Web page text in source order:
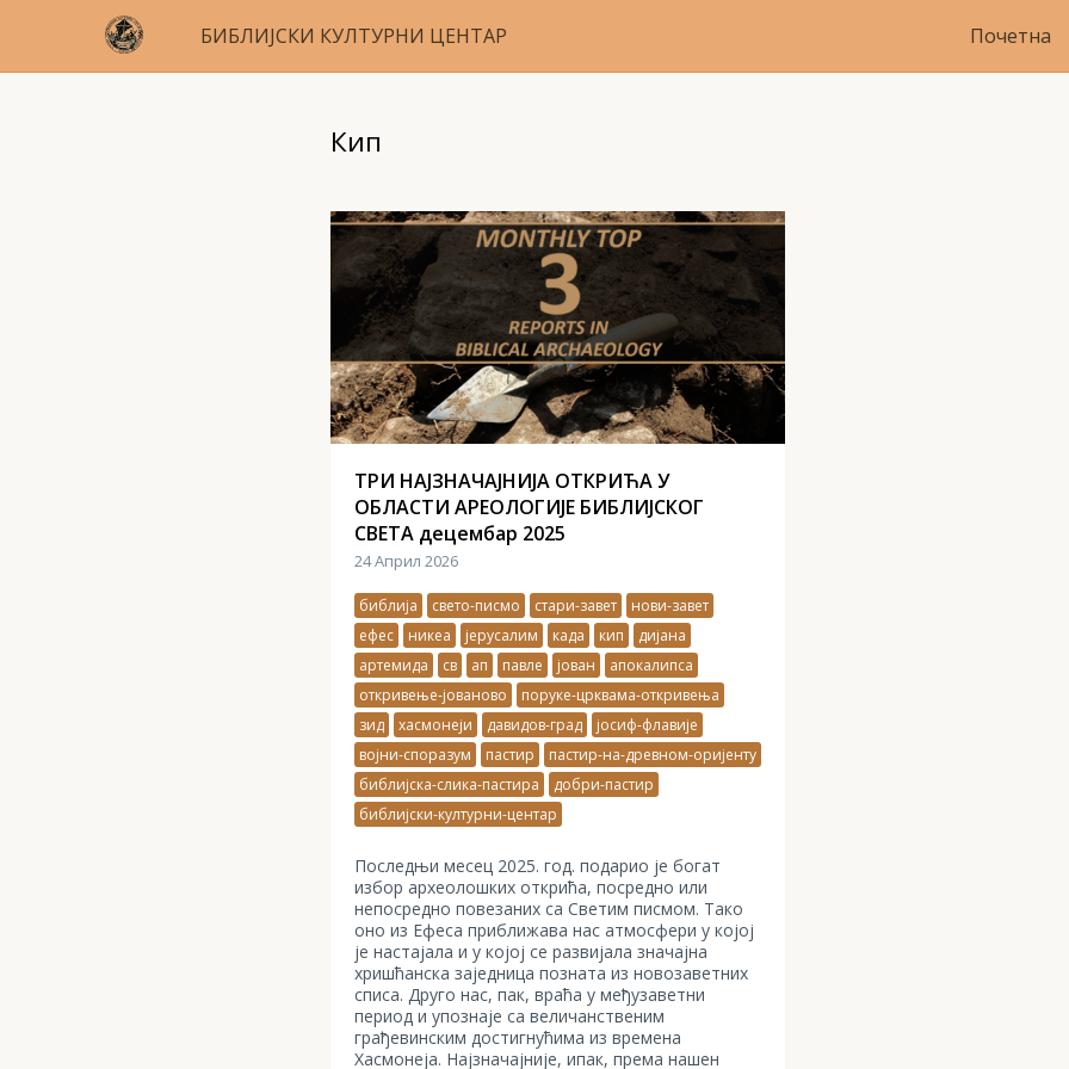
БИБЛИЈСКИ КУЛТУРНИ ЦЕНТАР Почетна
Кип
ТРИ НАЈЗНАЧАЈНИЈА ОТКРИЋА У
ОБЛАСТИ АРЕОЛОГИЈЕ БИБЛИЈСКОГ
СВЕТА децембар 2025
24 Април 2026
библија свето-писмо стари-завет
нови-завет
ефес
никеа јерусалим када кип
дијана
артемида
св ап павле јован
апокалипса
откривење-јованово
поруке-црквама-откривења
зид
хасмонеји давидов-град
јосиф-флавије
војни-споразум
пастир
пастир-на-древном-оријенту
библијска-слика-пастира
добри-пастир
библијски-културни-центар
Последњи месец 2025. год. подарио је богат
избор археолошких открића, посредно или
непосредно повезаних са Светим писмом. Тако
оно из Ефеса приближава нас атмосфери у којој
је настајала и у којој се развијала значајна
хришћанска заједница позната из новозаветних
списа. Друго нас, пак, враћа у међузаветни
период и упознаје са величанственим
грађевинским достигнућима из времена
Хасмонеја. Најзначајније, ипак, према нашен